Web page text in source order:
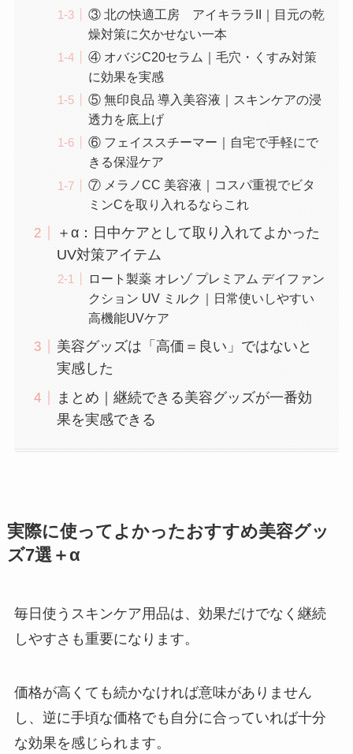
③ 北の快適工房 アイキララII｜目元の乾
燥対策に欠かせない一本
④ オバジC20セラム｜毛穴・くすみ対策
に効果を実感
⑤ 無印良品 導入美容液｜スキンケアの浸
透力を底上げ
⑥ フェイススチーマー｜自宅で手軽にで
きる保湿ケア
⑦ メラノCC 美容液｜コスパ重視でビタ
ミンCを取り入れるならこれ
＋α：日中ケアとして取り入れてよかった
UV対策アイテム
ロート製薬 オレゾ プレミアム デイファン
クション UV ミルク｜日常使いしやすい
高機能UVケア
美容グッズは「高価＝良い」ではないと
実感した
まとめ｜継続できる美容グッズが一番効
果を実感できる
実際に使ってよかったおすすめ美容グッ
ズ7選＋α
毎日使うスキンケア用品は、効果だけでなく継続
しやすさも重要になります。
価格が高くても続かなければ意味がありません
し、逆に手頃な価格でも自分に合っていれば十分
な効果を感じられます。